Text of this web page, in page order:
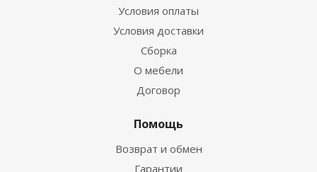
Условия оплаты
Условия доставки
Сборка
О мебели
Договор
Помощь
Возврат и обмен
Гарантии